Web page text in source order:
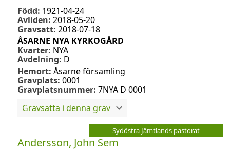
Född: 1921-04-24
Avliden: 2018-05-20
Gravsatt: 2018-07-18
ÅSARNE NYA KYRKOGÅRD
Kvarter: NYA
Avdelning: D
Hemort: Åsarne församling
Gravplats: 0001
Gravplatsnummer: 7NYA D 0001
Gravsatta i denna grav
Sydöstra Jämtlands pastorat
Andersson, John Sem